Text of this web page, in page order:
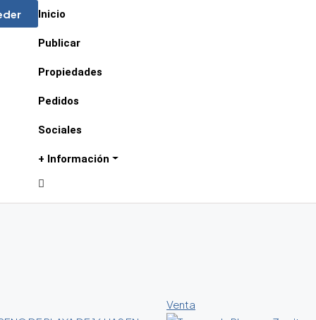
Inicio
Publicar
Propiedades
Pedidos
Sociales
+ Información
Venta